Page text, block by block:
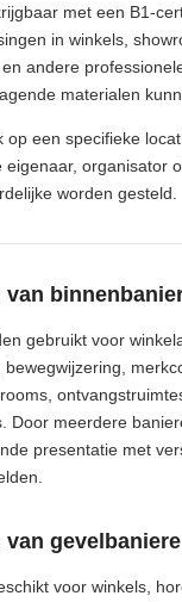
met een B1-
in winkels,
andere
materialen
op een specifieke
organisator
worden gesteld.
van
gebruikt voor
Door meerdere
presentatie met
voor winkels,